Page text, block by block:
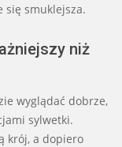
się smuklejsza.
niż
wyglądać dobrze,
sylwetki.
krój, a dopiero